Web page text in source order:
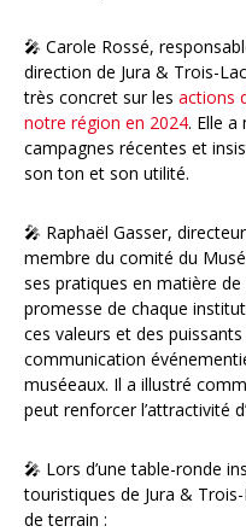
🎤 Carole Rossé,
direction de Jura & Trois-
très concret sur les actions
notre région en 2024. Elle
campagnes récentes et
son ton et son utilité.
🎤 Raphaël Gasser,
membre du comité du
ses pratiques en matière
promesse de chaque
ces valeurs et des
communication
muséeaux. Il a illustré
peut renforcer l’attractivité
🎤 Lors d’une table-ronde
touristiques de Jura &
de terrain :